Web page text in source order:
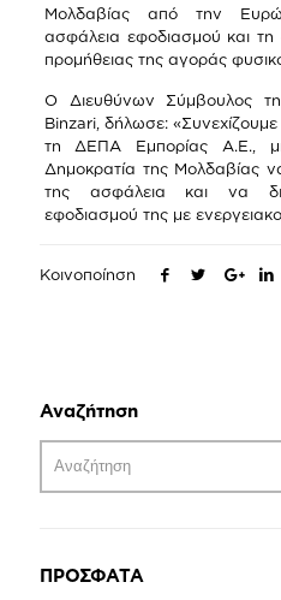
Μολδαβίας από την
ασφάλεια εφοδιασμού και
προμήθειας της αγοράς
Ο Διευθύνων Σύμβουλος
Binzari, δήλωσε:
τη ΔΕΠΑ Εμπορίας Α.Ε.,
Δημοκρατία της Μολδαβίας
της ασφάλεια και να
εφοδιασμού της με
Κοινοποίηση
Αναζήτηση
ΠΡΟΣΦΑΤΑ